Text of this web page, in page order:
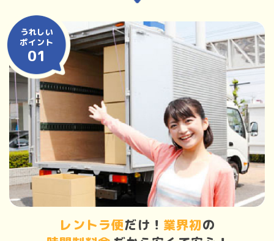
うれしい
ポイント
01
レントラ便だけ！ 業界初の